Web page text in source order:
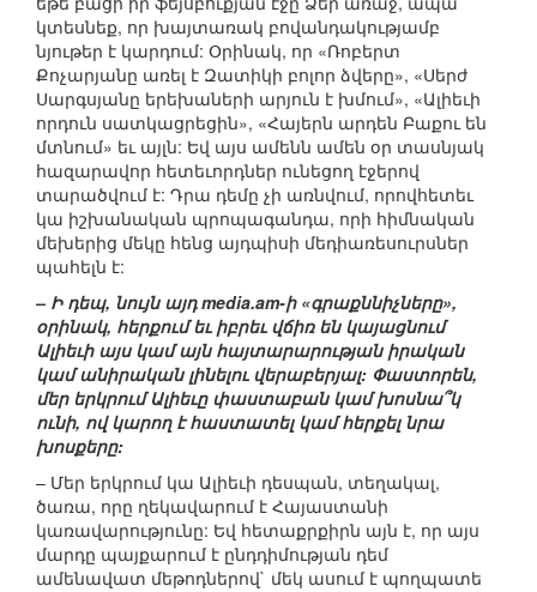
կտեսնեք, որ խայտառակ բովանդակությամբ
նյութեր է կարդում: Օրինակ, որ «Ռոբերտ
Քոչարյանը առել է Զատիկի բոլոր ձվերը», «Սերժ
Սարգսյանը երեխաների արյուն է խմում», «Ալիեւի
որդուն սատկացրեցին», «Հայերն արդեն Բաքու են
մտնում» եւ այլն: Եվ այս ամենն ամեն օր տասնյակ
հազարավոր հետեւորդներ ունեցող էջերով
տարածվում է: Դրա դեմը չի առնվում, որովհետեւ
կա իշխանական պրոպագանդա, որի հիմնական
մեխերից մեկը հենց այդպիսի մեդիառեսուրսներ
պահելն է:
– Ի դեպ, նույն այդ media.am-ի «գրաքննիչները»,
օրինակ, հերքում եւ իբրեւ վճիռ են կայացնում
Ալիեւի այս կամ այն հայտարարության իրական
կամ անիրական լինելու վերաբերյալ: Փաստորեն,
մեր երկրում Ալիեւը փաստաբան կամ խոսնա՞կ
ունի, ով կարող է հաստատել կամ հերքել նրա
խոսքերը:
– Մեր երկրում կա Ալիեւի դեսպան, տեղակալ,
ծառա, որը ղեկավարում է Հայաստանի
կառավարությունը: Եվ հետաքրքիրն այն է, որ այս
մարդը պայքարում է ընդդիմության դեմ
ամենավատ մեթոդներով` մեկ ասում է պողպատե